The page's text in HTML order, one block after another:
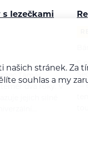
s lezečkami
Tamás
S
—
našich stránek.
souhlas a my